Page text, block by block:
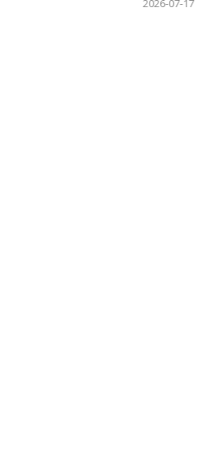
2026-07-17